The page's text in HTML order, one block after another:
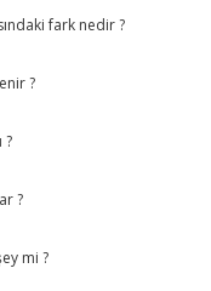
fark nedir ?
?
?
?
mi ?